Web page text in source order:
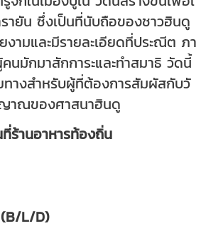
ายัน ซึ่งเป็นที่นับถือของชาวฮินดู
ามและมีรายละเอียดที่ประณีต ภา
นมักมาสักการะและทำสมาธิ วัดนี้
างสำหรับผู้ที่ต้องการสัมผัสกับวั
าณของศาสนาฮินดู
ที่ร้านอาหารท้องถิ่น
L/D)